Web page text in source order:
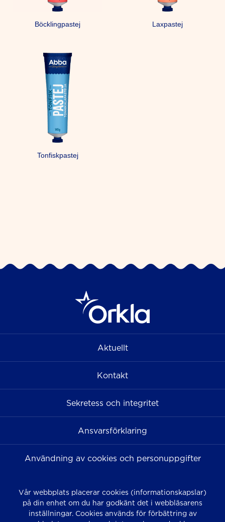
Böcklingpastej Laxpastej
Tonfiskpastej
Aktuellt
Kontakt
Sekretess och integritet
Ansvarsförklaring
Användning av cookies och personuppgifter
Vår webbplats placerar cookies (informationskapslar)
på din enhet om du har godkänt det i webbläsarens
inställningar. Cookies används för förbättring av